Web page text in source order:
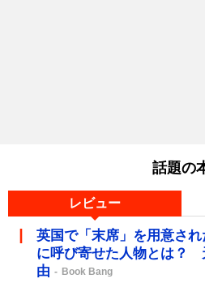
話題の
レビュー
英国で「末席」を用意され
に呼び寄せた人物とは？
由
Book Bang